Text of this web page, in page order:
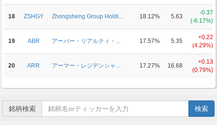
18 ZSHGY Zhongsheng Group Holdi... 18.12% 5.63
-0.37
(-6.17%)
19 ABR アーバー・リアルティ・... 17.57% 5.35
+0.22
(4.29%)
20 ARR アーマー・レジデンシャ... 17.27% 16.68
+0.13
(0.79%)
銘柄検索 検索